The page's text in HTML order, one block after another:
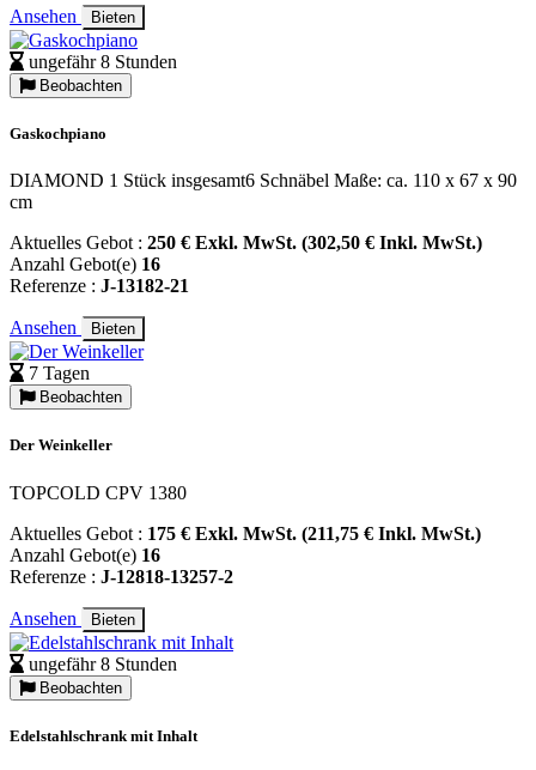
Ansehen Bieten
ungefähr 8 Stunden
Beobachten
Gaskochpiano
DIAMOND 1 Stück insgesamt6 Schnäbel Maße: ca. 110 x 67 x 90
cm
Aktuelles Gebot : 250 € Exkl. MwSt. (302,50 € Inkl. MwSt.)
Anzahl Gebot(e) 16
Referenze : J-13182-21
Ansehen Bieten
7 Tagen
Beobachten
Der Weinkeller
TOPCOLD CPV 1380
Aktuelles Gebot : 175 € Exkl. MwSt. (211,75 € Inkl. MwSt.)
Anzahl Gebot(e) 16
Referenze : J-12818-13257-2
Ansehen Bieten
ungefähr 8 Stunden
Beobachten
Edelstahlschrank mit Inhalt